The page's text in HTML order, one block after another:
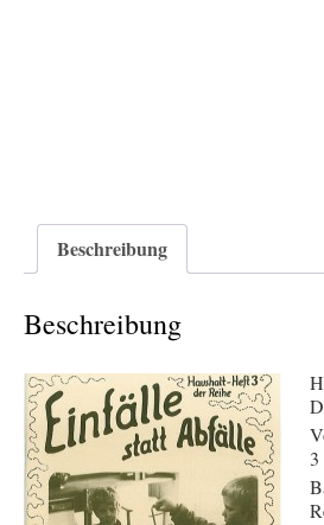
Beschreibung
Beschreibung